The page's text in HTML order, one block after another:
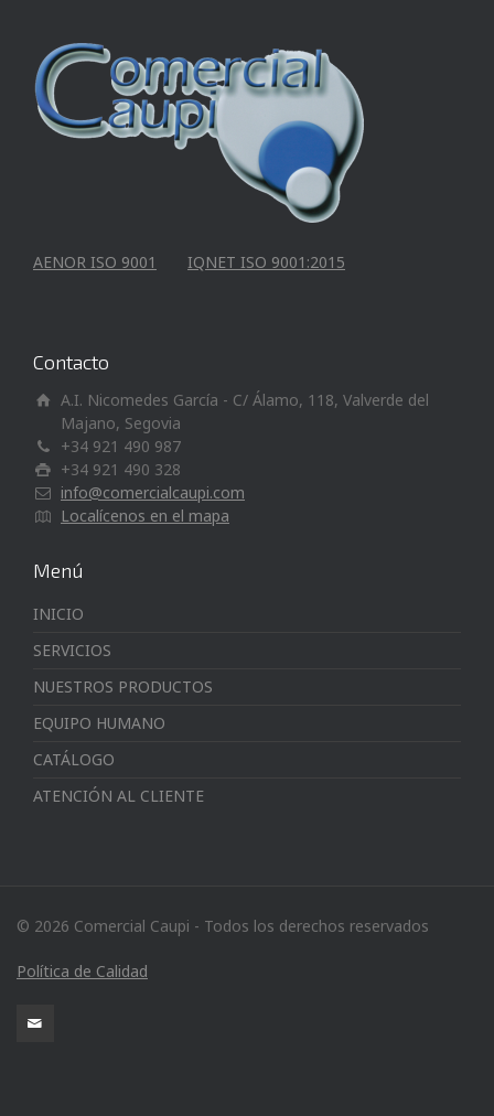
AENOR ISO 9001 IQNET ISO 9001:2015
Contacto
A.I. Nicomedes García - C/ Álamo, 118, Valverde del
Majano, Segovia
+34 921 490 987
+34 921 490 328
info@comercialcaupi.com
Localícenos en el mapa
Menú
INICIO
SERVICIOS
NUESTROS PRODUCTOS
EQUIPO HUMANO
CATÁLOGO
ATENCIÓN AL CLIENTE
© 2026 Comercial Caupi - Todos los derechos reservados
Política de Calidad